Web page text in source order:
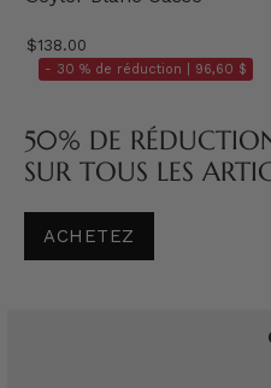
$138.00
- 30 % de réduction | 96,60 $
50% DE
SUR TOUS LES
ACHETEZ